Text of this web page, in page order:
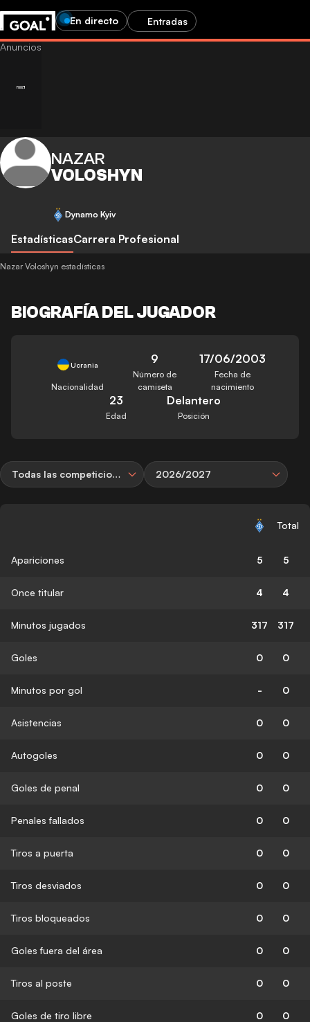
En directo Entradas
NAZAR
VOLOSHYN
Dynamo Kyiv
EstadísticasCarrera Profesional
Nazar Voloshyn estadísticas
BIOGRAFÍA DEL JUGADOR
Ucrania
Nacionalidad
9
Número de
camiseta
17/06/2003
Fecha de
nacimiento
23
Edad
Delantero
Posición
Todas las competiciones 2026/2027
Total
Apariciones 5 5
Once titular 4 4
Minutos jugados 317 317
Goles 0 0
Minutos por gol - 0
Asistencias 0 0
Autogoles 0 0
Goles de penal 0 0
Penales fallados 0 0
Tiros a puerta 0 0
Tiros desviados 0 0
Tiros bloqueados 0 0
Goles fuera del área 0 0
Tiros al poste 0 0
Goles de tiro libre 0 0